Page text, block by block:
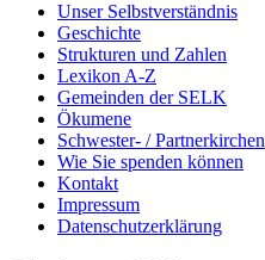
Unser Selbstverständnis
Geschichte
Strukturen und Zahlen
Lexikon A-Z
Gemeinden der SELK
Ökumene
Schwester- / Partnerkirchen
Wie Sie spenden können
Kontakt
Impressum
Datenschutzerklärung